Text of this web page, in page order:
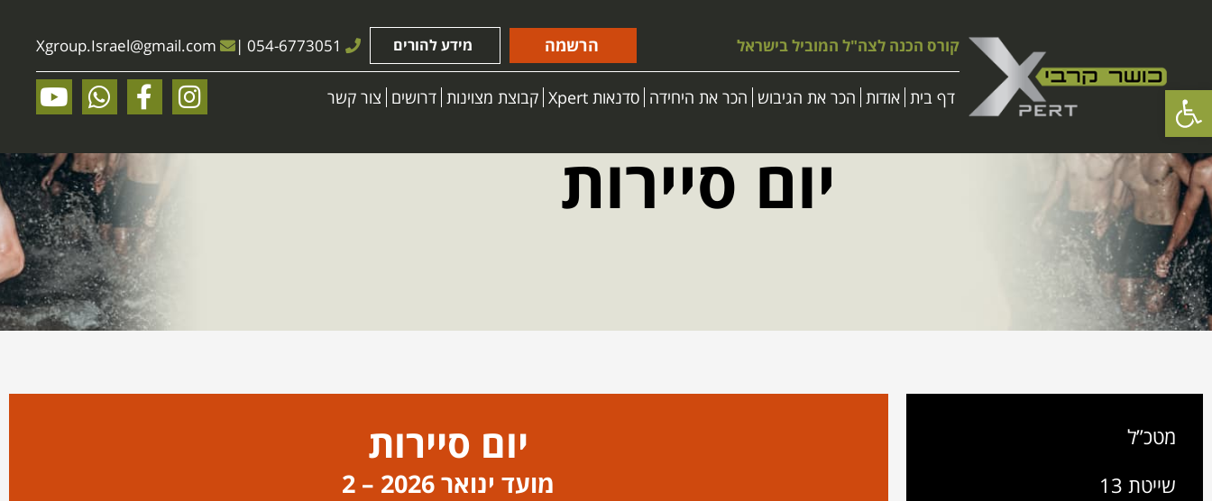
פתח סרגל נגישות
קורס הכנה לצה"ל המוביל בישראל הרשמה מידע להורים Xgroup.Israel@gmail.com |054-6773051
דף בית אודות הכר את הגיבוש הכר את היחידה סדנאות Xpert קבוצת מצוינות דרושים צור קשר
יום סיירות
מטכ”ל
שייטת 13
יום סיירות
מועד ינואר 2026 – 2